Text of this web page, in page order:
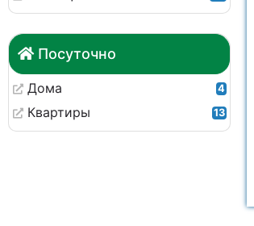
Посуточно
Дома 4
Квартиры 13